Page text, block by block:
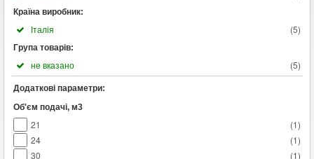
Країна виробник:
(5)
Італія
Група товарів:
(5)
не вказано
Додаткові параметри:
Об'єм подачі, м3
(1)
21
(1)
24
(1)
30